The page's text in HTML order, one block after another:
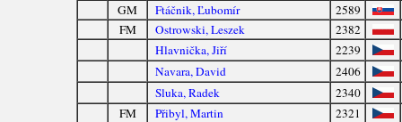
GM
Ftáčnik, Ľubomír
2589
FM
Ostrowski, Leszek
2382
Hlavnička, Jiří
2239
Navara, David
2406
Sluka, Radek
2340
FM
Přibyl, Martin
2321